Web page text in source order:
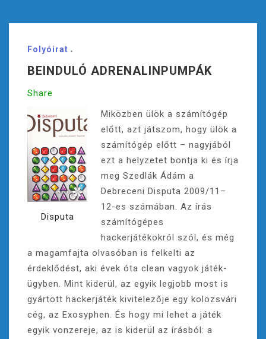
Folyóirat
BEINDULÓ ADRENALINPUMPÁK
Share
Disputa
Miközben ülök a számítógép
előtt, azt játszom, hogy ülök a
számítógép előtt – nagyjából
ezt a helyzetet bontja ki és írja
meg Szedlák Ádám a
Debreceni Disputa 2009/11–
12-es számában. Az írás
számítógépes
hackerjátékokról szól, és még
a magamfajta olvasóban is felkelti az
érdeklődést, aki évek óta clean vagyok játék-
ügyben. Mint kiderül, az egyik legjobb most is
gyártott hackerjáték kivitelezője egy kolozsvári
cég, az Exosyphen. És hogy mi lehet a játék
egyik vonzereje, az is kiderül az írásból: a